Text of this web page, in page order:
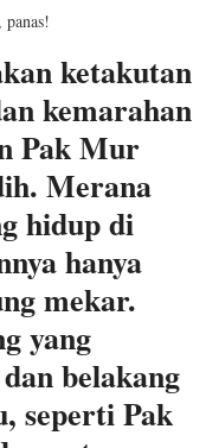
panas!
ketakutan
kemarahan
Pak Mur
Merana
hidup di
hanya
mekar.
yang
belakang
seperti Pak